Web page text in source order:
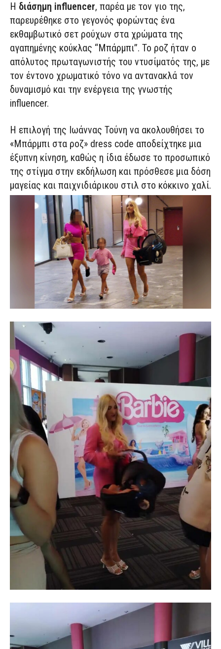
Η διάσημη influencer, παρέα με τον γιο της,
παρευρέθηκε στο γεγονός φορώντας ένα
εκθαμβωτικό σετ ρούχων στα χρώματα της
αγαπημένης κούκλας “Μπάρμπι”. Το ροζ ήταν ο
απόλυτος πρωταγωνιστής του ντυσίματός της, με
τον έντονο χρωματικό τόνο να αντανακλά τον
δυναμισμό και την ενέργεια της γνωστής
influencer.
Η επιλογή της Ιωάννας Τούνη να ακολουθήσει το
«Μπάρμπι στα ροζ» dress code αποδείχτηκε μια
έξυπνη κίνηση, καθώς η ίδια έδωσε το προσωπικό
της στίγμα στην εκδήλωση και πρόσθεσε μια δόση
μαγείας και παιχνιδιάρικου στιλ στο κόκκινο χαλί.